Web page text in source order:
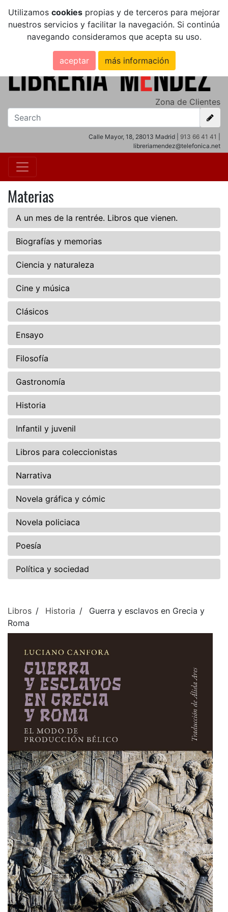
Utilizamos cookies propias y de terceros para mejorar
nuestros servicios y facilitar la navegación. Si continúa
navegando consideramos que acepta su uso.
aceptar más información
Zona de Clientes
Calle Mayor, 18, 28013 Madrid | 913 66 41 41
libreriamendez@telefonica.net
Materias
A un mes de la rentrée. Libros que vienen.
Biografías y memorias
Ciencia y naturaleza
Cine y música
Clásicos
Ensayo
Filosofía
Gastronomía
Historia
Infantil y juvenil
Libros para coleccionistas
Narrativa
Novela gráfica y cómic
Novela policiaca
Poesía
Política y sociedad
Libros Historia
Guerra y esclavos en Grecia y
Roma